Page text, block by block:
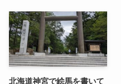
北海道神宮で絵馬を書いて